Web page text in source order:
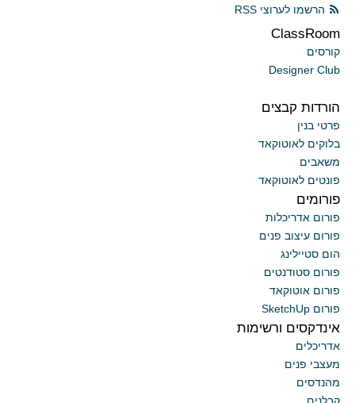
הרשמו לערוצי RSS
ClassRoom
קורסים
Designer Club
הורדות קבצים
פרטי בנין
בלוקים לאוטוקאד
משאבים
פונטים לאוטוקאד
פורומים
פורום אדריכלות
פורום עיצוב פנים
הום סטיילינג
פורום סטודנטים
פורום אוטוקאד
פורום SketchUp
אינדקסים ורשימות
אדריכלים
מעצבי פנים
מהנדסים
קבלנים